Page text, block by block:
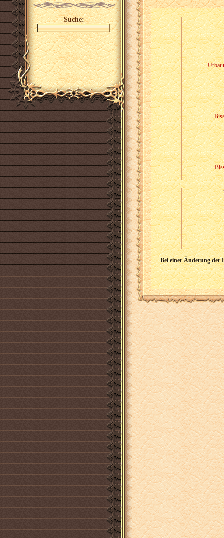
Suche:
Bei einer Änderung der